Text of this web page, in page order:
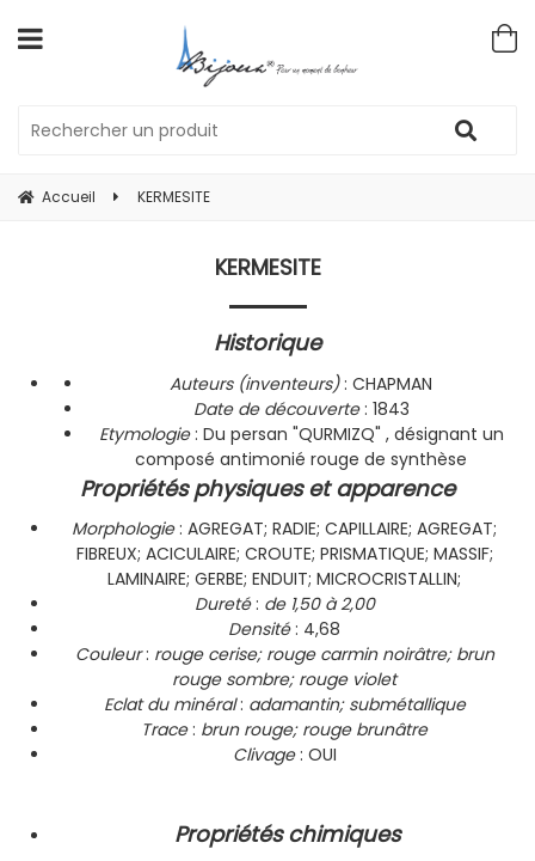
Accueil KERMESITE
KERMESITE
Historique
Auteurs (inventeurs): CHAPMAN
Date de découverte: 1843
Etymologie: Du persan "QURMIZQ" , désignant un
composé antimonié rouge de synthèse
Propriétés physiques et apparence
Morphologie: AGREGAT; RADIE; CAPILLAIRE; AGREGAT;
FIBREUX; ACICULAIRE; CROUTE; PRISMATIQUE; MASSIF;
LAMINAIRE; GERBE; ENDUIT; MICROCRISTALLIN;
Dureté: de 1,50 à 2,00
Densité: 4,68
Couleur: rouge cerise; rouge carmin noirâtre; brun
rouge sombre; rouge violet
Eclat du minéral: adamantin; submétallique
Trace: brun rouge; rouge brunâtre
Clivage: OUI
Propriétés chimiques